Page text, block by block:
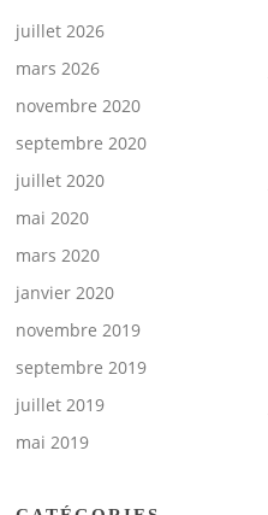
juillet 2026
mars 2026
novembre 2020
septembre 2020
juillet 2020
mai 2020
mars 2020
janvier 2020
novembre 2019
septembre 2019
juillet 2019
mai 2019